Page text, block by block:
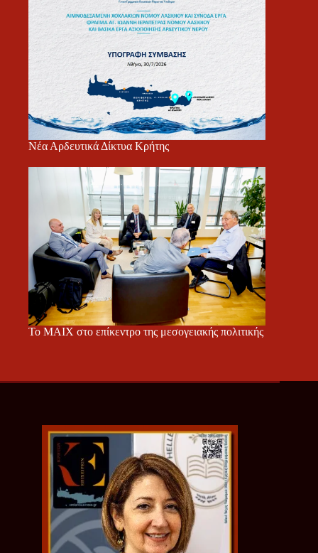
Νέα Αρδευτικά Δίκτυα Κρήτης
Το ΜΑΙΧ στο επίκεντρο της μεσογειακής πολιτικής